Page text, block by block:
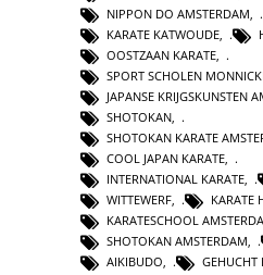
NIPPON DO AMSTERDAM
KARATE KATWOUDE
OOSTZAAN KARATE
SPORT SCHOLEN
JAPANSE KRIJGSKUNSTEN
SHOTOKAN
SHOTOKAN KARATE
COOL JAPAN KARATE,
INTERNATIONAL KARATE,
WITTEWERF, KARATE
KARATESCHOOL
SHOTOKAN AMSTERDAM,
AIKIBUDO, GEHUCHT